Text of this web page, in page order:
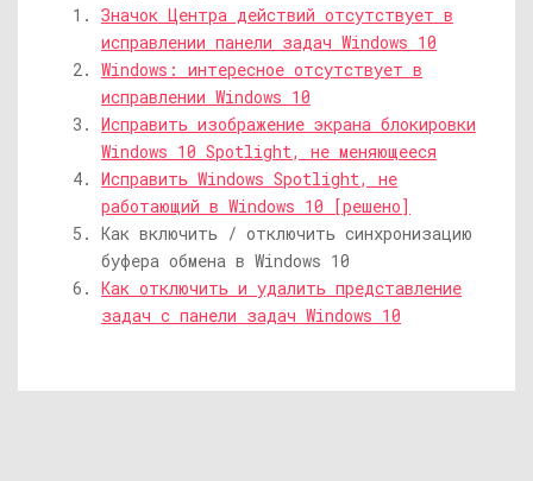
Значок Центра действий отсутствует в
исправлении панели задач Windows 10
Windows: интересное отсутствует в
исправлении Windows 10
Исправить изображение экрана блокировки
Windows 10 Spotlight, не меняющееся
Исправить Windows Spotlight, не
работающий в Windows 10 [решено]
Как включить / отключить синхронизацию
буфера обмена в Windows 10
Как отключить и удалить представление
задач с панели задач Windows 10